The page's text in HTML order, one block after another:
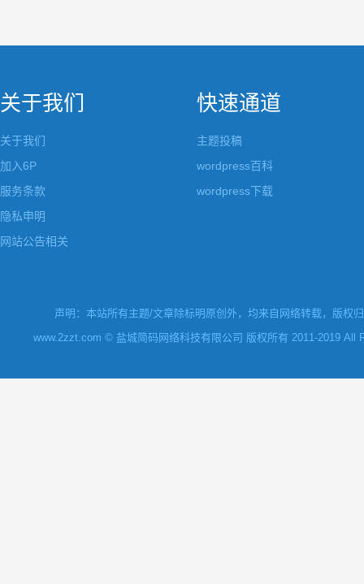
关于我们
关于我们
加入6P
服务条款
隐私申明
网站公告相关
快速通道
主题投稿
wordpress百科
wordpress下载
声明：本站所有主题/文章除标明原创外，均来自网络转载，版权
www.2zzt.com © 盐城简码网络科技有限公司 版权所有 2011-2019